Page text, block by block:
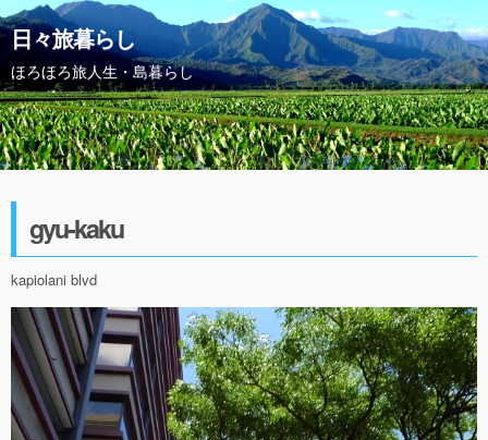
日々旅暮らし
ほろほろ旅人生・島暮らし
gyu-kaku
kapiolani blvd